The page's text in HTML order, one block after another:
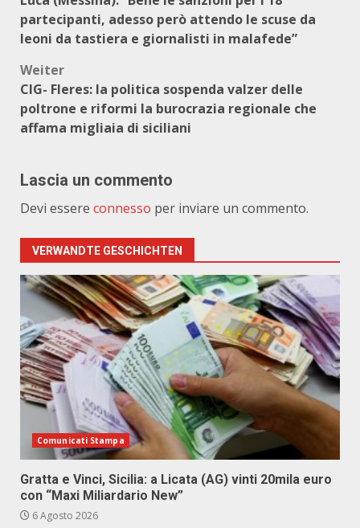
partecipanti, adesso però attendo le scuse da
leoni da tastiera e giornalisti in malafede”
Weiter
CIG- Fleres: la politica sospenda valzer delle
poltrone e riformi la burocrazia regionale che
affama migliaia di siciliani
Lascia un commento
Devi essere connesso per inviare un commento.
VERWANDTE GESCHICHTEN
Comunicati Stampa
Gratta e Vinci, Sicilia: a Licata (AG) vinti 20mila euro
con “Maxi Miliardario New”
6 Agosto 2026